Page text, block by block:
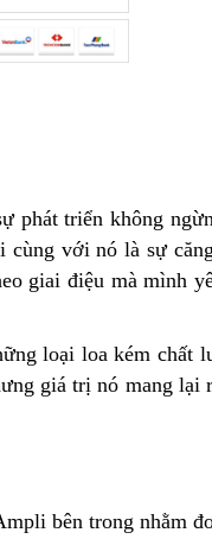
phát triển không
với nó là sự
giai điệu mà mình
loại loa kém chất
giá trị nó mang
bên trong nhằm